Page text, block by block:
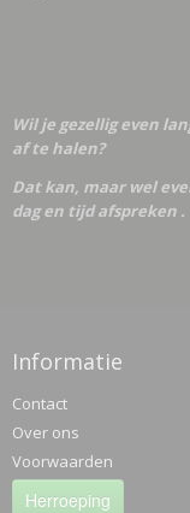
Wil je gezellig even
af te halen?
Dat kan, maar wel
dag en tijd afspreken .
Informatie
Contact
Over ons
Voorwaarden
Herroeping